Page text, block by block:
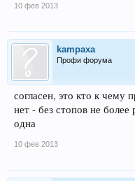
10 фев 2013
kampaxa
Профи форума
согласен, это кто к чему
нет - без стопов не
одна
10 фев 2013